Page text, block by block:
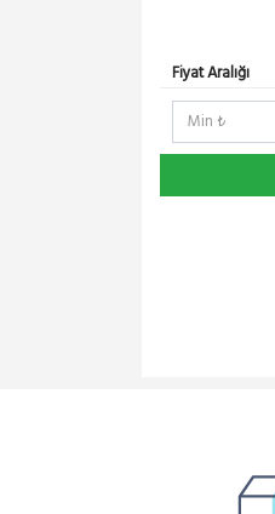
Fiyat Aralığı